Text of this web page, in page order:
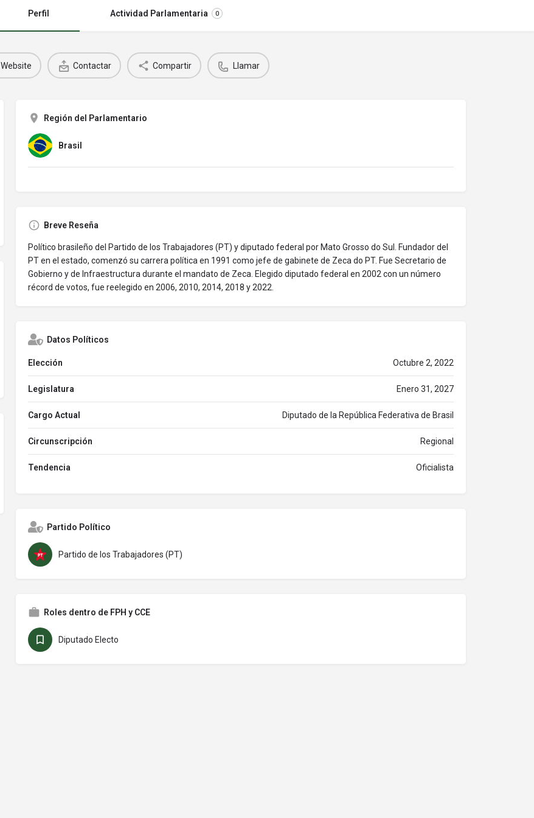
Perfil Actividad Parlamentaria 0
Website Contactar Compartir Llamar
Región del Parlamentario
Brasil
Breve Reseña
Político brasileño del Partido de los Trabajadores (PT) y diputado federal por Mato Grosso do Sul. Fundador del
PT en el estado, comenzó su carrera política en 1991 como jefe de gabinete de Zeca do PT. Fue Secretario de
Gobierno y de Infraestructura durante el mandato de Zeca. Elegido diputado federal en 2002 con un número
récord de votos, fue reelegido en 2006, 2010, 2014, 2018 y 2022.
Datos Políticos
Elección Octubre 2, 2022
Legislatura Enero 31, 2027
Cargo Actual Diputado de la República Federativa de Brasil
Circunscripción Regional
Tendencia Oficialista
Partido Político
Partido de los Trabajadores (PT)
Roles dentro de FPH y CCE
Diputado Electo